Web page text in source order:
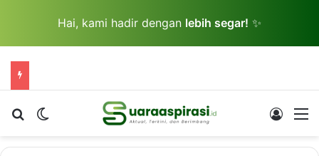
Hai, kami hadir dengan lebih segar! ✨
Cari berita...Switch skin Log In